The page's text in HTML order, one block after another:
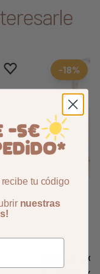
Aggiungi ai preferiti
borrar favoritos
-18%
Saco de
tu código
nuestras